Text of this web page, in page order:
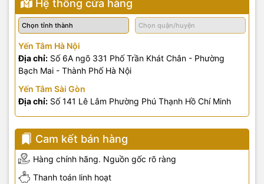
Hệ thống cửa hàng
Yến Tâm Hà Nội
Địa chỉ: Số 6A ngõ 331 Phố Trần Khát Chân - Phường
Bạch Mai - Thành Phố Hà Nội
Yến Tâm Sài Gòn
Địa chỉ: Số 141 Lê Lâm Phường Phú Thạnh Hồ Chí Minh
Cam kết bán hàng
Hàng chính hãng. Nguồn gốc rõ ràng
Thanh toán linh hoạt